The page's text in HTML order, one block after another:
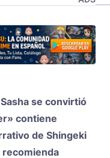
se convirtió
contiene
de Shingeki
recomienda